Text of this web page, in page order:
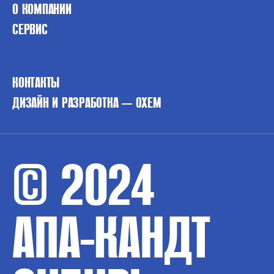
О КОМПАНИИ
СЕРВИС
КОНТАКТЫ
ДИЗАЙН И РАЗРАБОТКА — OXEM
© 2024
АПА-КАНДТ